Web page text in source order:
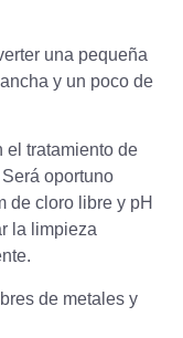
una pequeña
y un poco de
el tratamiento de
oportuno
de cloro libre y pH
la limpieza
de metales y